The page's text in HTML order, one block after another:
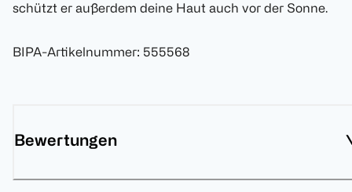
schützt er außerdem deine Haut auch vor der Sonne.
BIPA-Artikelnummer: 555568
Bewertungen